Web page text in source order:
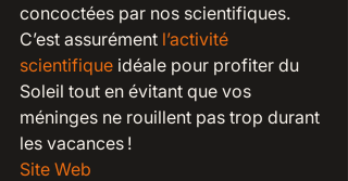
concoctées par nos scientifiques.
C’est assurément l’activité
scientifique idéale pour profiter du
Soleil tout en évitant que vos
méninges ne rouillent pas trop durant
les vacances !
Site Web